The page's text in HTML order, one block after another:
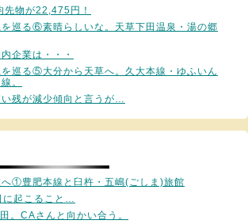
先物が22,475円！
巡る⑥素晴らしいな。天草下田温泉・湯の郷
企業は・・・
巡る⑤大分から天草へ。久大本線・ゆふいん
。
い残が減少傾向と言うが…
①豊肥本線と臼杵・五嶋(ごしま)旅館
に起こること…
。CAさんと向かい合う。